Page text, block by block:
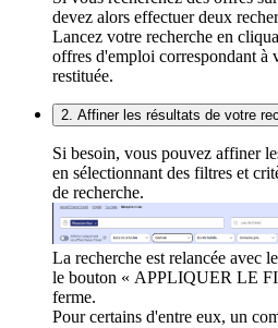
devez alors effectuer deux
Lancez votre recherche en
offres d'emploi correspondant à
restituée.
2. Affiner les résultats de votre
Si besoin, vous pouvez affiner
en sélectionnant des filtres et
de recherche.
La recherche est relancée avec
le bouton « APPLIQUER LE
ferme.
Pour certains d'entre eux, un